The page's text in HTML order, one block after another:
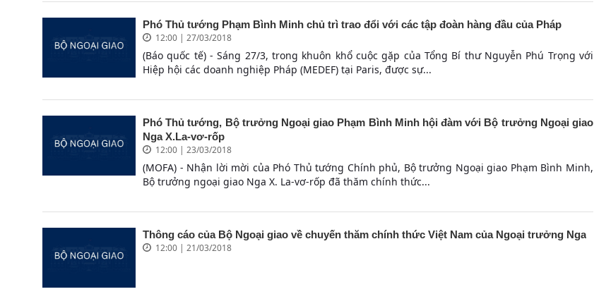
Phó Thủ tướng Phạm Bình Minh chủ trì trao đổi với các tập đoàn hàng đầu của Pháp
12:00 | 27/03/2018
(Báo quốc tế) - Sáng 27/3, trong khuôn khổ cuộc gặp của Tổng Bí thư Nguyễn Phú Trọng với
Hiệp hội các doanh nghiệp Pháp (MEDEF) tại Paris, được sự...
Phó Thủ tướng, Bộ trưởng Ngoại giao Phạm Bình Minh hội đàm với Bộ trưởng Ngoại giao
Nga X.La-vơ-rốp
12:00 | 23/03/2018
(MOFA) - Nhận lời mời của Phó Thủ tướng Chính phủ, Bộ trưởng Ngoại giao Phạm Bình Minh,
Bộ trưởng ngoại giao Nga X. La-vơ-rốp đã thăm chính thức...
Thông cáo của Bộ Ngoại giao về chuyến thăm chính thức Việt Nam của Ngoại trưởng Nga
12:00 | 21/03/2018